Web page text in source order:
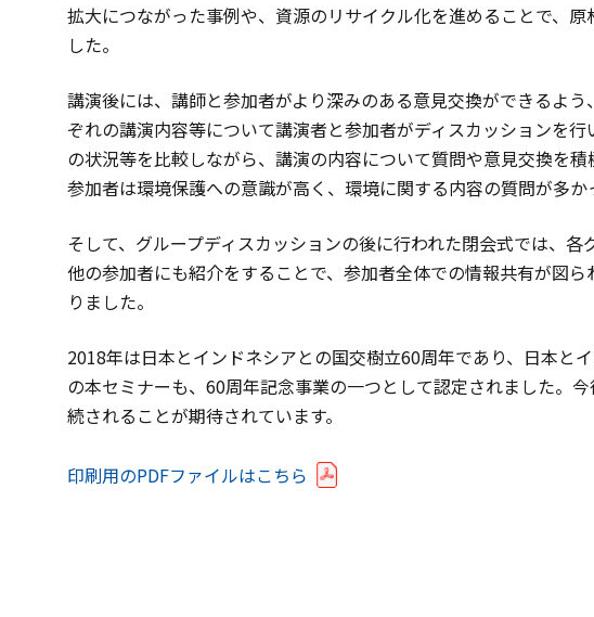
拡大につながった事例や、資源のリサイクル化を進めることで、
した。
講演後には、講師と参加者がより深みのある意見交換ができるよ
ぞれの講演内容等について講演者と参加者がディスカッションを
の状況等を比較しながら、講演の内容について質問や意見交換を
参加者は環境保護への意識が高く、環境に関する内容の質問が多か
そして、グループディスカッションの後に行われた閉会式では、
他の参加者にも紹介をすることで、参加者全体での情報共有が図
りました。
2018年は日本とインドネシアとの国交樹立60周年であり、日本と
の本セミナーも、60周年記念事業の一つとして認定されました。
続されることが期待されています。
印刷用のPDFファイルはこちら